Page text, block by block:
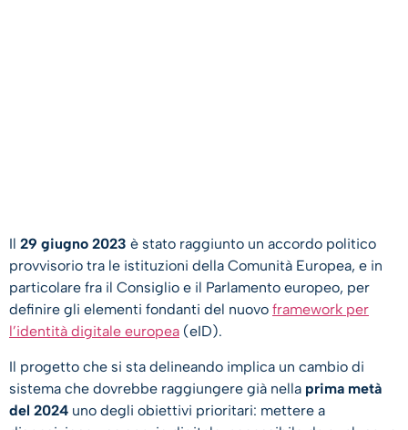
Il 29 giugno 2023 è stato raggiunto un accordo politico
provvisorio tra le istituzioni della Comunità Europea, e in
particolare fra il Consiglio e il Parlamento europeo, per
definire gli elementi fondanti del nuovo framework per
l’identità digitale europea (eID).
Il progetto che si sta delineando implica un cambio di
sistema che dovrebbe raggiungere già nella prima metà
del 2024 uno degli obiettivi prioritari: mettere a